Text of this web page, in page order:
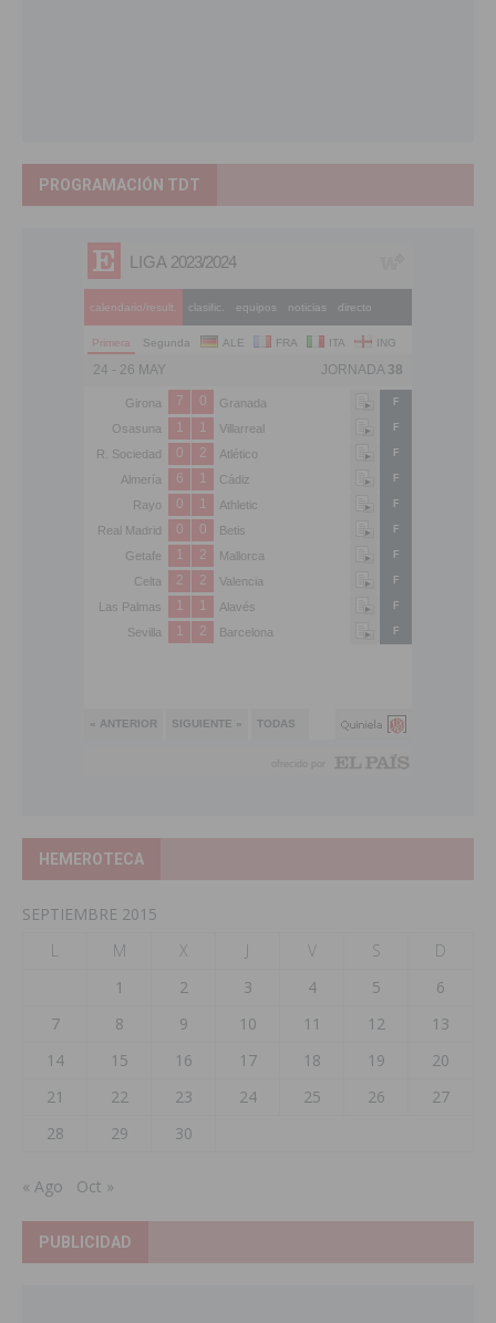
PROGRAMACIÓN TDT
HEMEROTECA
SEPTIEMBRE 2015
L
M X J V S
D
1
2 3 4 5
6
7
8 9 10 11 12
13
14
15 16 17 18 19
20
21
22 23 24 25 26
27
28
29 30
« Ago Oct »
PUBLICIDAD